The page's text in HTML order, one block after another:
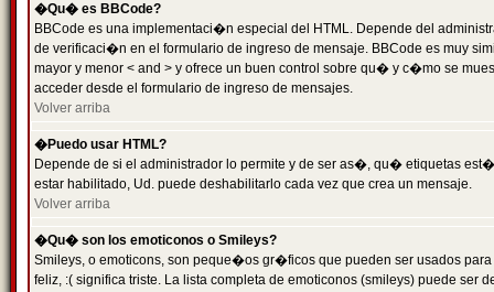
�Qu� es BBCode?
BBCode es una implementaci�n especial del HTML. Depende del
de verificaci�n en el formulario de ingreso de mensaje. BBCode es muy
mayor y menor < and > y ofrece un buen control sobre qu� y c�mo se
acceder desde el formulario de ingreso de mensajes.
Volver arriba
�Puedo usar HTML?
Depende de si el administrador lo permite y de ser as�, qu� etiquetas
estar habilitado, Ud. puede deshabilitarlo cada vez que crea un mensaje.
Volver arriba
�Qu� son los emoticonos o Smileys?
Smileys, o emoticons, son peque�os gr�ficos que pueden ser usados
feliz, :( significa triste. La lista completa de emoticonos (smileys) puede